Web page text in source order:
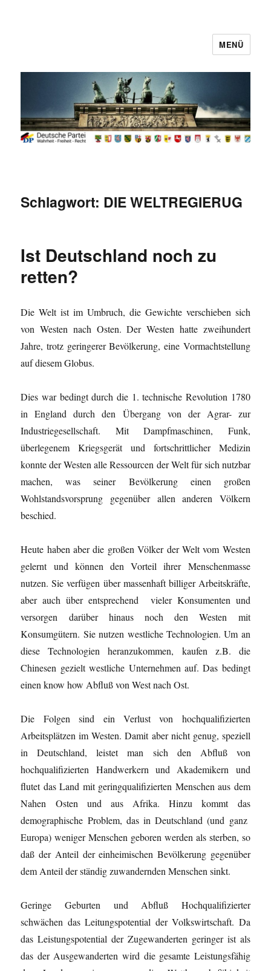
MENÜ
Schlagwort: DIE WELTREGIERUG
Ist Deutschland noch zu
retten?
Die Welt ist im Umbruch, die Gewichte verschieben sich
von Westen nach Osten. Der Westen hatte zweihundert
Jahre, trotz geringerer Bevölkerung, eine Vormachtstellung
auf diesem Globus.
Dies war bedingt durch die 1. technische Revolution 1780
in England durch den Übergang von der Agrar- zur
Industriegesellschaft. Mit Dampfmaschinen, Funk,
überlegenem Kriegsgerät und fortschrittlicher Medizin
konnte der Westen alle Ressourcen der Welt für sich nutzbar
machen, was seiner Bevölkerung einen großen
Wohlstandsvorsprung gegenüber allen anderen Völkern
beschied.
Heute haben aber die großen Völker der Welt vom Westen
gelernt und können den Vorteil ihrer Menschenmasse
nutzen. Sie verfügen über massenhaft billiger Arbeitskräfte,
aber auch über entsprechend vieler Konsumenten und
versorgen darüber hinaus noch den Westen mit
Konsumgütern. Sie nutzen westliche Technologien. Um an
diese Technologien heranzukommen, kaufen z.B. die
Chinesen gezielt westliche Unternehmen auf. Das bedingt
einen know how Abfluß von West nach Ost.
Die Folgen sind ein Verlust von hochqualifizierten
Arbeitsplätzen im Westen. Damit aber nicht genug, speziell
in Deutschland, leistet man sich den Abfluß von
hochqualifizierten Handwerkern und Akademikern und
flutet das Land mit geringqualifizierten Menschen aus dem
Nahen Osten und aus Afrika. Hinzu kommt das
demographische Problem, das in Deutschland (und ganz
Europa) weniger Menschen geboren werden als sterben, so
daß der Anteil der einheimischen Bevölkerung gegenüber
dem Anteil der ständig zuwandernden Menschen sinkt.
Geringe Geburten und Abfluß Hochqualifizierter
schwächen das Leitungspotential der Volkswirtschaft. Da
das Leistungspotential der Zugewanderten geringer ist als
das der Ausgewanderten wird die gesamte Leistungsfähig